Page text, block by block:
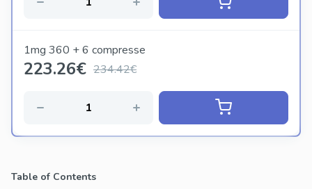
1mg 360 + 6 compresse
223.26€ 234.42€
Table of Contents